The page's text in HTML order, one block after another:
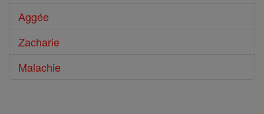
Aggée
Zacharie
Malachie